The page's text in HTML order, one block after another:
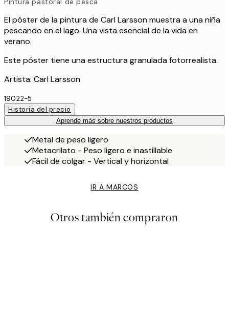
El póster de la pintura de Carl Larsson muestra a una niña
pescando en el lago. Una vista esencial de la vida en
verano.
Este póster tiene una estructura granulada fotorrealista.
Artista: Carl Larsson
19022-5
Historia del precio
Aprende más sobre nuestros productos
Metal de peso ligero
Metacrilato - Peso ligero e inastillable
Fácil de colgar - Vertical y horizontal
IR A MARCOS
Otros también compraron